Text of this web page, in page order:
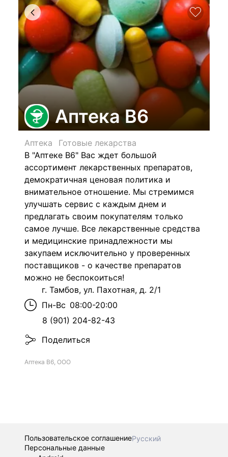
Аптека В6
Аптека
Готовые лекарства
В "Аптеке В6" Вас ждет большой
ассортимент лекарственных препаратов,
демократичная ценовая политика и
внимательное отношение. Мы стремимся
улучшать сервис с каждым днем и
предлагать своим покупателям только
самое лучше. Все лекарственные средства
и медицинские принадлежности мы
закупаем исключительно у проверенных
поставщиков - о качестве препаратов
можно не беспокоиться!
г. Тамбов, ул. Пахотная, д. 2/1
Пн-Вс 08:00-20:00
8 (901) 204-82-43
Поделиться
Аптека В6, ООО
Пользовательское соглашениеРусский
Персональные данные